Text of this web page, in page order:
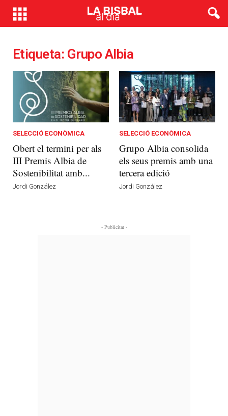
Etiqueta: Grupo Albia
SELECCIÓ ECONÒMICA
Obert el termini per als
III Premis Albia de
Sostenibilitat amb...
Jordi González
SELECCIÓ ECONÒMICA
Grupo Albia consolida
els seus premis amb una
tercera edició
Jordi González
- Publicitat -